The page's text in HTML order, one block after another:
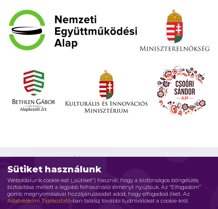
Sütiket használunk
Weboldalunk cookie-kat („sütiket”) használ, hogy a biztonságos böngészés
biztosítása mellett a legjobb felhasználói élményt nyújtsuk. Az “Elfogadom”
gomb megnyomásával hozzájárulásodat adod, hogy elfogadod őket. Az
Adatvédelmi Tájékoztató-ban találsz további tudnivalókat a cookie-król.
Impresszum Adatvédelmi elvek Jogi nyilatkozat